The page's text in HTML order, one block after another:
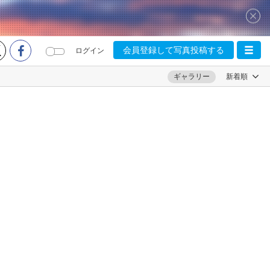
ログイン 会員登録して写真投稿する
ギャラリー 新着順